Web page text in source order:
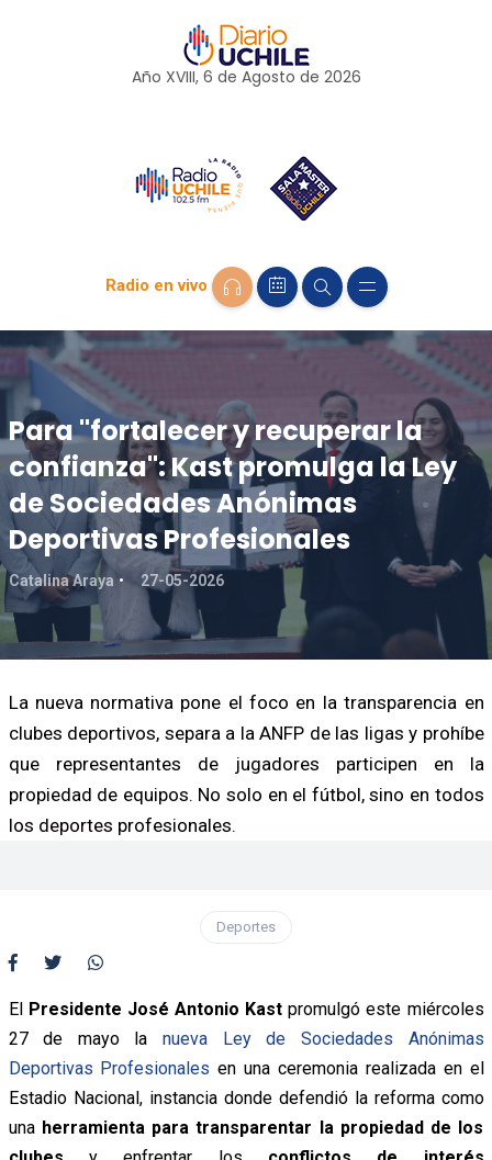
Año XVIII, 6 de Agosto de 2026
Radio en vivo
Para "fortalecer y recuperar la
confianza": Kast promulga la Ley
de Sociedades Anónimas
Deportivas Profesionales
Catalina Araya 27-05-2026
La nueva normativa pone el foco en la transparencia en
clubes deportivos, separa a la ANFP de las ligas y prohíbe
que representantes de jugadores participen en la
propiedad de equipos. No solo en el fútbol, sino en todos
los deportes profesionales.
Deportes
El Presidente José Antonio Kast promulgó este miércoles
27 de mayo la nueva Ley de Sociedades Anónimas
Deportivas Profesionales en una ceremonia realizada en el
Estadio Nacional, instancia donde defendió la reforma como
unaherramienta para transparentar la propiedad de los